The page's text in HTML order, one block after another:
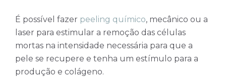
É possível fazer peeling químico, mecânico ou a
laser para estimular a remoção das células
mortas na intensidade necessária para que a
pele se recupere e tenha um estímulo para a
produção e colágeno.